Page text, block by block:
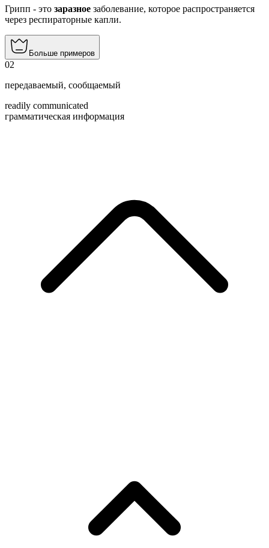
Грипп - это заразное заболевание, которое распространяется
через респираторные капли.
Больше примеров
02
передаваемый, сообщаемый
readily communicated
грамматическая информация